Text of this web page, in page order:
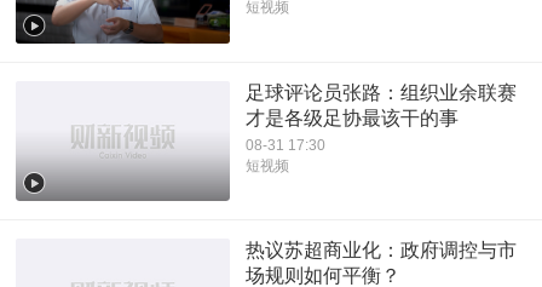
短视频
足球评论员张路：组织业余联赛
才是各级足协最该干的事
08-31 17:30
短视频
热议苏超商业化：政府调控与市
场规则如何平衡？